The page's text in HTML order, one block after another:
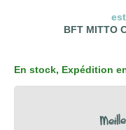
BFT MITTO
En stock, Expédition